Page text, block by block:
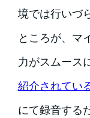
境では行いづ
ところが、マ
力がスムース
紹介されてい
にて録音する